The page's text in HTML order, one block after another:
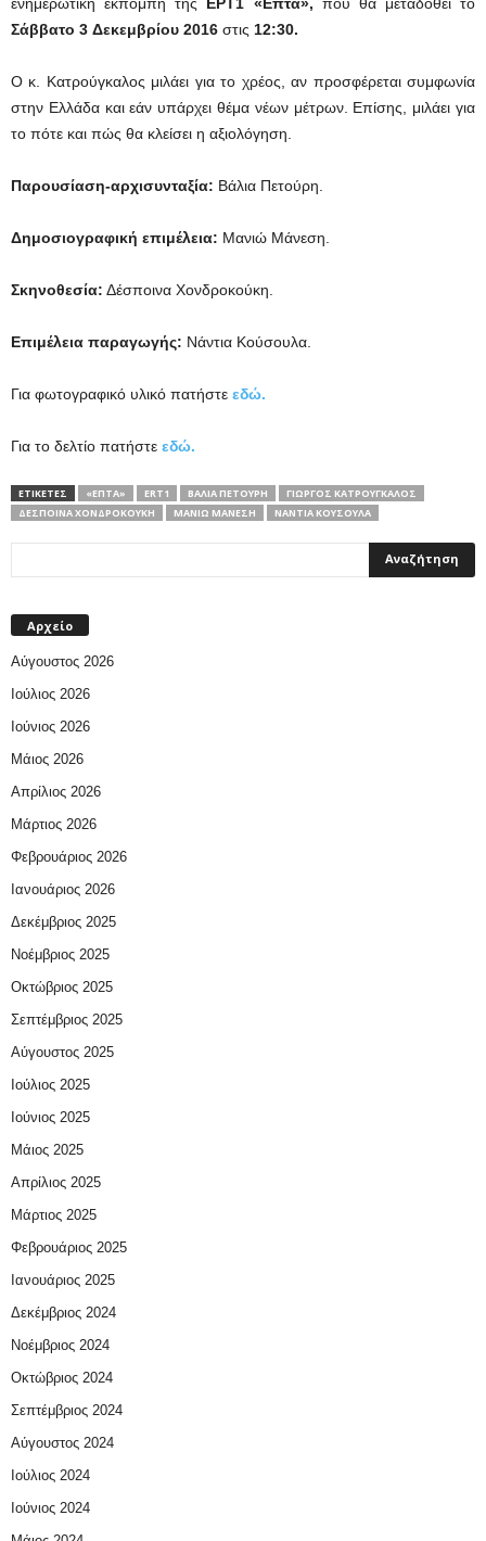
Σάββατο 3 Δεκεμβρίου 2016 στις 12:30.
Ο κ. Κατρούγκαλος μιλάει για το χρέος, αν προσφέρεται συμφωνία
στην Ελλάδα και εάν υπάρχει θέμα νέων μέτρων. Επίσης, μιλάει για
το πότε και πώς θα κλείσει η αξιολόγηση.
Παρουσίαση-αρχισυνταξία: Βάλια Πετούρη.
Δημοσιογραφική επιμέλεια: Μανιώ Μάνεση.
Σκηνοθεσία: Δέσποινα Χονδροκούκη.
Επιμέλεια παραγωγής: Νάντια Κούσουλα.
Για φωτογραφικό υλικό πατήστε εδώ.
Για το δελτίο πατήστε εδώ.
ΕΤΙΚΕΤΕΣ «ΕΠΤΆ» ERT1 ΒΆΛΙΑ ΠΕΤΟΎΡΗ
ΓΙΏΡΓΟΣ ΚΑΤΡΟΎΓΚΑΛΟΣ
ΔΈΣΠΟΙΝΑ ΧΟΝΔΡΟΚΟΎΚΗ
ΜΑΝΙΏ ΜΆΝΕΣΗ ΝΆΝΤΙΑ ΚΟΎΣΟΥΛΑ
Αρχείο
Αύγουστος 2026
Ιούλιος 2026
Ιούνιος 2026
Μάιος 2026
Απρίλιος 2026
Μάρτιος 2026
Φεβρουάριος 2026
Ιανουάριος 2026
Δεκέμβριος 2025
Νοέμβριος 2025
Οκτώβριος 2025
Σεπτέμβριος 2025
Αύγουστος 2025
Ιούλιος 2025
Ιούνιος 2025
Μάιος 2025
Απρίλιος 2025
Μάρτιος 2025
Φεβρουάριος 2025
Ιανουάριος 2025
Δεκέμβριος 2024
Νοέμβριος 2024
Οκτώβριος 2024
Σεπτέμβριος 2024
Αύγουστος 2024
Ιούλιος 2024
Ιούνιος 2024